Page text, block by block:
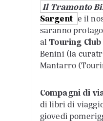
Il Tramonto
Sargent e il
saranno
al Touring
Benini (la
Mantarro
Compagni di
di libri di
giovedì